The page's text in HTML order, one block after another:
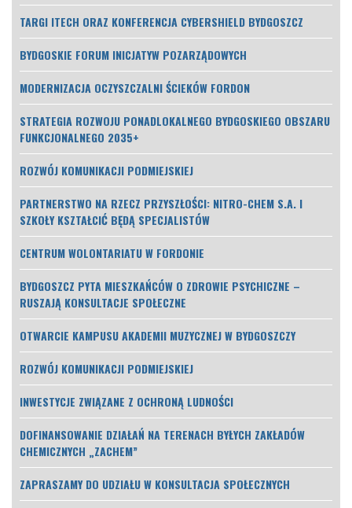
TARGI ITECH ORAZ KONFERENCJA CYBERSHIELD BYDGOSZCZ
BYDGOSKIE FORUM INICJATYW POZARZĄDOWYCH
MODERNIZACJA OCZYSZCZALNI ŚCIEKÓW FORDON
STRATEGIA ROZWOJU PONADLOKALNEGO BYDGOSKIEGO OBSZARU
FUNKCJONALNEGO 2035+
ROZWÓJ KOMUNIKACJI PODMIEJSKIEJ
PARTNERSTWO NA RZECZ PRZYSZŁOŚCI: NITRO-CHEM S.A. I
SZKOŁY KSZTAŁCIĆ BĘDĄ SPECJALISTÓW
CENTRUM WOLONTARIATU W FORDONIE
BYDGOSZCZ PYTA MIESZKAŃCÓW O ZDROWIE PSYCHICZNE –
RUSZAJĄ KONSULTACJE SPOŁECZNE
OTWARCIE KAMPUSU AKADEMII MUZYCZNEJ W BYDGOSZCZY
ROZWÓJ KOMUNIKACJI PODMIEJSKIEJ
INWESTYCJE ZWIĄZANE Z OCHRONĄ LUDNOŚCI
DOFINANSOWANIE DZIAŁAŃ NA TERENACH BYŁYCH ZAKŁADÓW
CHEMICZNYCH „ZACHEM”
ZAPRASZAMY DO UDZIAŁU W KONSULTACJA SPOŁECZNYCH